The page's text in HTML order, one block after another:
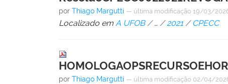
porThiago Margutti — última modificação 19/03/
Localizado em A UFOB /…/2021 / CPECC
porThiago Margutti — última modificação 02/04/